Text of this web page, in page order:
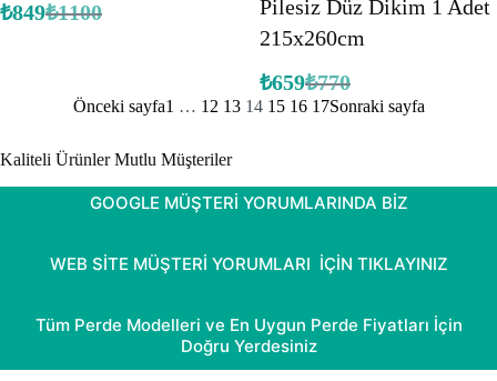
₺1100
Orijinal
₺849 Şu
Pilesiz Düz Dikim 1 Adet
215x260cm
₺770
Orijinal
fiyat:
₺659Şu
andaki
Önceki sayfa1 … 12 13 14 15 16 17Sonraki sayfa
Kaliteli Ürünler Mutlu Müşteriler
GOOGLE MÜŞTERİ YORUMLARINDA BİZ
WEB SİTE MÜŞTERİ YORUMLARI İÇİN TIKLAYINIZ
Tüm Perde Modelleri ve En Uygun Perde Fiyatları İçin
Doğru Yerdesiniz